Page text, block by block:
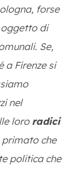
forse
di
Se,
a Firenze si
nel
loro radici
primato che
politica che